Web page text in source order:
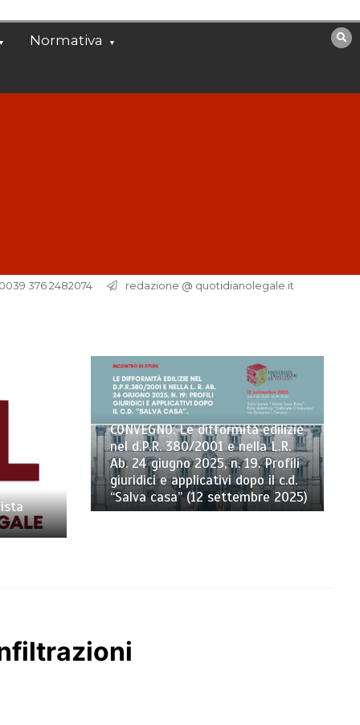
Normativa
376 2482074 redazione @ quotidianolegale.it
CONVEGNO: Le difformità edilizie
nel d.P.R. 380/2001 e nella L.R.
Ab. 24 giugno 2025, n. 19. Profili
giuridici e applicativi dopo il c.d.
“Salva casa” (12 settembre 2025)